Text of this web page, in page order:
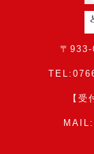
〒933-
【